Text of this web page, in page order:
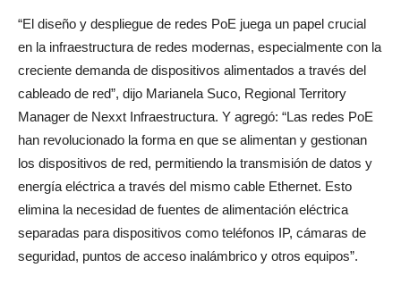
“El diseño y despliegue de redes PoE juega un papel crucial
en la infraestructura de redes modernas, especialmente con la
creciente demanda de dispositivos alimentados a través del
cableado de red”, dijo Marianela Suco, Regional Territory
Manager de Nexxt Infraestructura. Y agregó: “Las redes PoE
han revolucionado la forma en que se alimentan y gestionan
los dispositivos de red, permitiendo la transmisión de datos y
energía eléctrica a través del mismo cable Ethernet. Esto
elimina la necesidad de fuentes de alimentación eléctrica
separadas para dispositivos como teléfonos IP, cámaras de
seguridad, puntos de acceso inalámbrico y otros equipos”.